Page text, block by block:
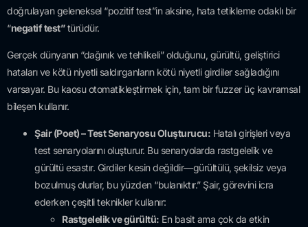
doğrulayan geleneksel “pozitif test”in aksine, hata tetikleme odaklı bir
“negatif test”türüdür.
Gerçek dünyanın “dağınık ve tehlikeli” olduğunu, gürültü, geliştirici
hataları ve kötü niyetli saldırganların kötü niyetli girdiler sağladığını
varsayar. Bu kaosu otomatikleştirmek için, tam bir fuzzer üç kavramsal
bileşen kullanır.
Şair (Poet) – Test Senaryosu Oluşturucu: Hatalı girişleri veya
test senaryolarını oluşturur. Bu senaryolarda rastgelelik ve
gürültü esastır. Girdiler kesin değildir—gürültülü, şekilsiz veya
bozulmuş olurlar, bu yüzden “bulanıktır.” Şair, görevini icra
ederken çeşitli teknikler kullanır:
Rastgelelik ve gürültü: En basit ama çok da etkin